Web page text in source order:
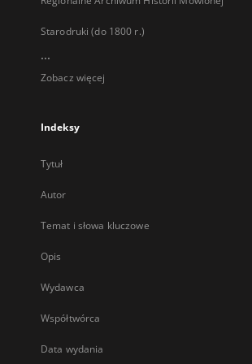
Starodruki (do 1800 r.)
...
Zobacz więcej
Indeksy
Tytuł
Autor
Temat i słowa kluczowe
Opis
Wydawca
Współtwórca
Data wydania